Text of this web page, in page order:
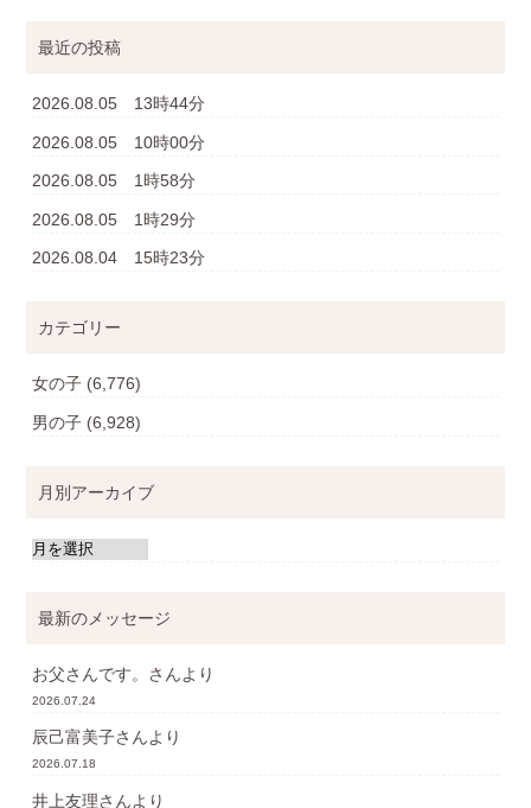
最近の投稿
2026.08.05 13時44分
2026.08.05 10時00分
2026.08.05 1時58分
2026.08.05 1時29分
2026.08.04 15時23分
カテゴリー
女の子 (6,776)
男の子 (6,928)
月別アーカイブ
最新のメッセージ
お父さんです。 さんより
2026.07.24
辰己富美子さんより
2026.07.18
井上友理さんより